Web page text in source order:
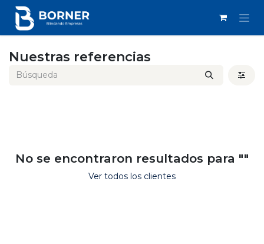
Nuestras referencias
No se encontraron resultados para ""
Ver todos los clientes